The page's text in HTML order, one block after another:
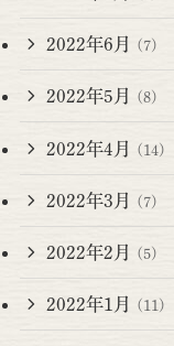
2022年6月 (7)
2022年5月 (8)
2022年4月 (14)
2022年3月 (7)
2022年2月 (5)
2022年1月 (11)